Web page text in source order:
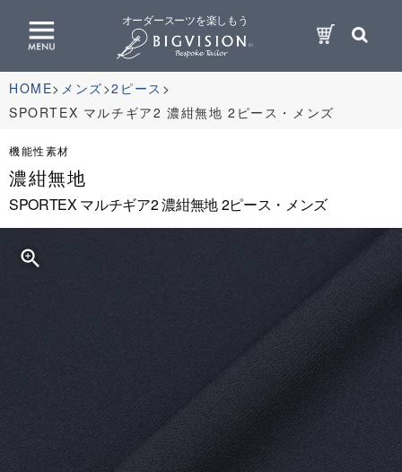
オーダースーツを楽しもう
HOME メンズ 2ピース
SPORTEX マルチギア2 濃紺無地 2ピース・メンズ
機能性素材
濃紺無地
SPORTEX マルチギア2 濃紺無地 2ピース・メンズ
zoom_in